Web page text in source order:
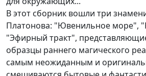
В этот сборник вошли три
Платонова: "Ювенильное море",
"Эфирный тракт",
образцы раннего магического
самым неожиданным и